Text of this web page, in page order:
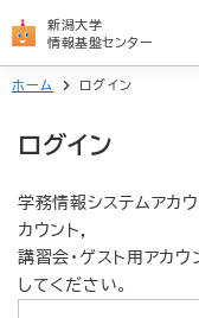
新潟大学
情報基盤センター
センターについて
学生の方
教職員の方
サービス一覧
新潟大学公式サイト
学生メール
統合アカウント（新大ID）
العربية
简体中文
繁體中文
日本語
お問い合わせ先
ホーム ログイン
ログイン
学務情報システムアカ
カウント,
講習会・ゲスト用アカ
してください。